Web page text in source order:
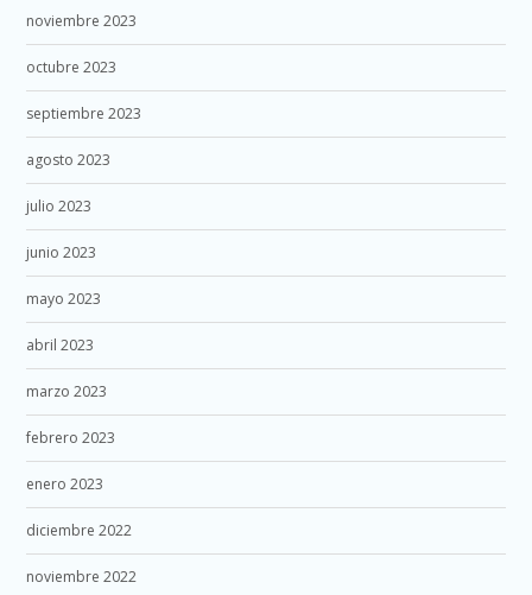
noviembre 2023
octubre 2023
septiembre 2023
agosto 2023
julio 2023
junio 2023
mayo 2023
abril 2023
marzo 2023
febrero 2023
enero 2023
diciembre 2022
noviembre 2022